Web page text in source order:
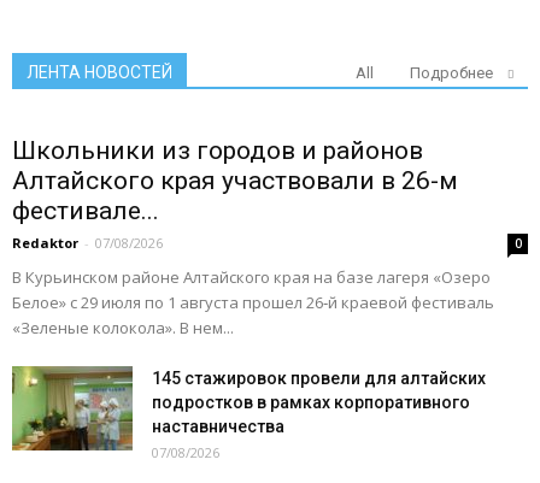
ЛЕНТА НОВОСТЕЙ All Подробнее
Школьники из городов и районов
Алтайского края участвовали в 26-м
фестивале...
Redaktor - 07/08/2026 0
В Курьинском районе Алтайского края на базе лагеря «Озеро
Белое» с 29 июля по 1 августа прошел 26‑й краевой фестиваль
«Зеленые колокола». В нем...
145 стажировок провели для алтайских
подростков в рамках корпоративного
наставничества
07/08/2026